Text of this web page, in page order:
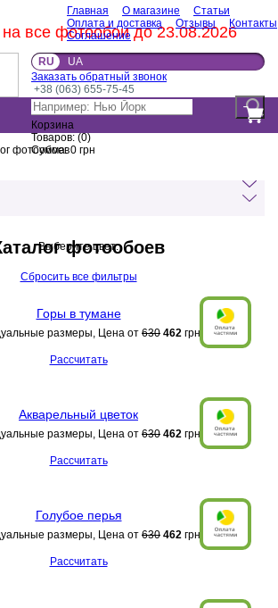
все фотообои до 23.08.2026
Главная О магазине
Статьи
Оплата и доставка
Отзывы
Контакты
Соглашение
RU
UA
Заказать обратный звонок
+38 (063) 655-75-45
Корзина
Товаров: (0)
Сумма: 0 грн
фотообоев
фотообоев
Выберите цвет:
Сбросить все фильтры
Горы в тумане
размеры, Цена от 630 462 грн
Рассчитать
Акварельный цветок
размеры, Цена от 630 462 грн
Рассчитать
Голубое перья
размеры, Цена от 630 462 грн
Рассчитать